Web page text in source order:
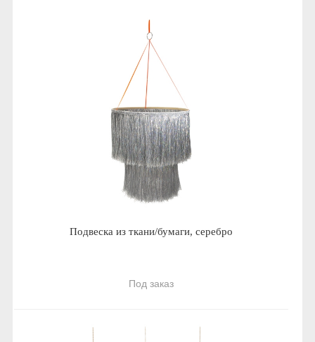
Подвеска из ткани/бумаги, серебро
Под заказ